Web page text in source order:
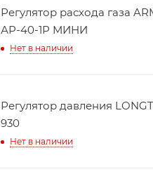
Регулятор расхода газа
АР-40-1Р МИНИ
Нет в наличии
Регулятор давления
930
Нет в наличии